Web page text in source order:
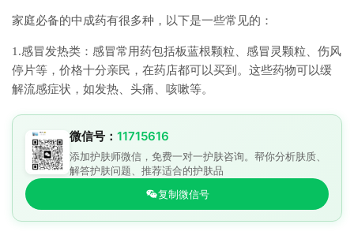
家庭必备的中成药有很多种，以下是一些常见的：
1.感冒发热类：感冒常用药包括板蓝根颗粒、感冒灵颗粒、伤风
停片等，价格十分亲民，在药店都可以买到。这些药物可以缓
解流感症状，如发热、头痛、咳嗽等。
微信号： 11715616
添加护肤师微信，免费一对一护肤咨询。帮你分析肤质、
解答护肤问题、推荐适合的护肤品
复制微信号